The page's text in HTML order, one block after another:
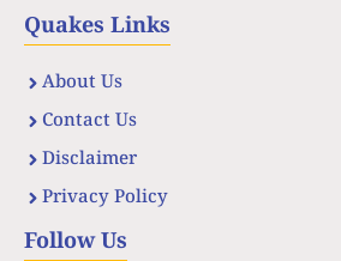
Quakes Links
About Us
Contact Us
Disclaimer
Privacy Policy
Follow Us